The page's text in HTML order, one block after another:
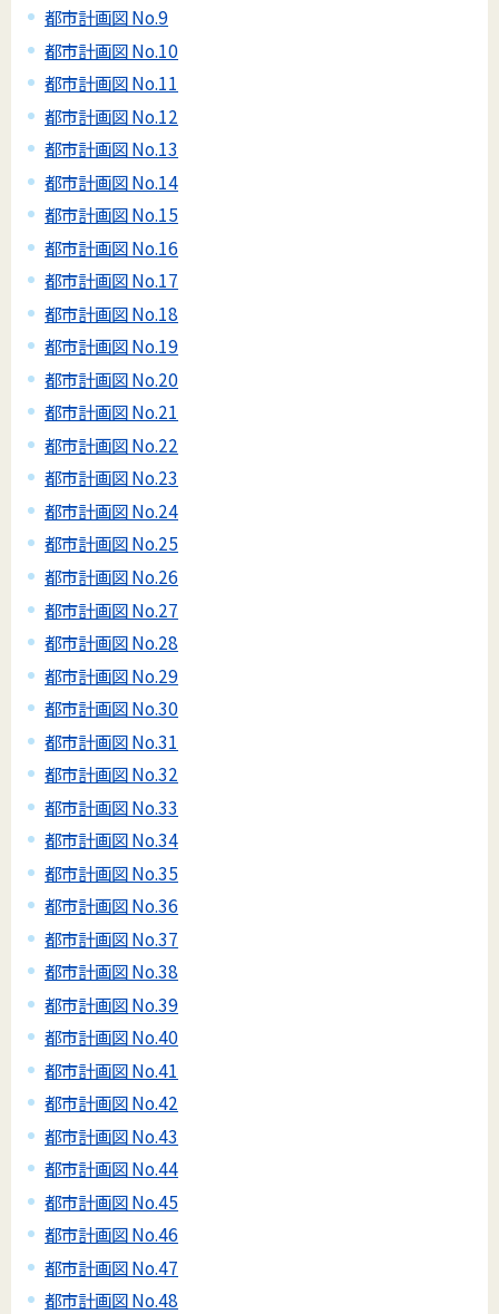
都市計画図 No.9
都市計画図 No.10
都市計画図 No.11
都市計画図 No.12
都市計画図 No.13
都市計画図 No.14
都市計画図 No.15
都市計画図 No.16
都市計画図 No.17
都市計画図 No.18
都市計画図 No.19
都市計画図 No.20
都市計画図 No.21
都市計画図 No.22
都市計画図 No.23
都市計画図 No.24
都市計画図 No.25
都市計画図 No.26
都市計画図 No.27
都市計画図 No.28
都市計画図 No.29
都市計画図 No.30
都市計画図 No.31
都市計画図 No.32
都市計画図 No.33
都市計画図 No.34
都市計画図 No.35
都市計画図 No.36
都市計画図 No.37
都市計画図 No.38
都市計画図 No.39
都市計画図 No.40
都市計画図 No.41
都市計画図 No.42
都市計画図 No.43
都市計画図 No.44
都市計画図 No.45
都市計画図 No.46
都市計画図 No.47
都市計画図 No.48